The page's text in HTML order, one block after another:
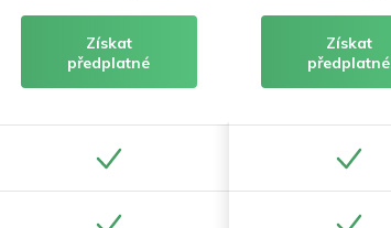
Získat
předplatné
Získat
předplatné